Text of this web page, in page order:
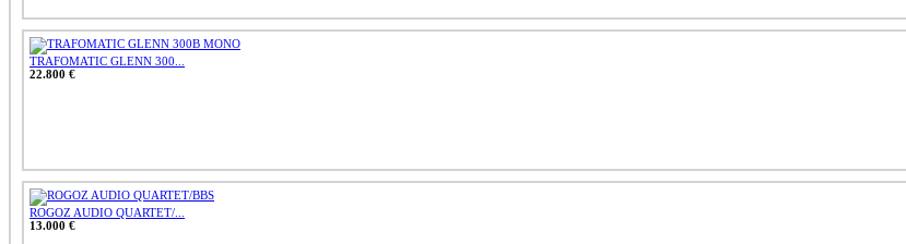
TRAFOMATIC GLENN 300...
22.800 €
ROGOZ AUDIO QUARTET/...
13.000 €